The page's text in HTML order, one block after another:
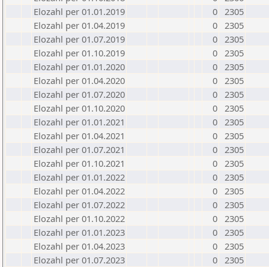
Elozahl per 01.01.2019
0 2305
Elozahl per 01.04.2019
0 2305
Elozahl per 01.07.2019
0 2305
Elozahl per 01.10.2019
0 2305
Elozahl per 01.01.2020
0 2305
Elozahl per 01.04.2020
0 2305
Elozahl per 01.07.2020
0 2305
Elozahl per 01.10.2020
0 2305
Elozahl per 01.01.2021
0 2305
Elozahl per 01.04.2021
0 2305
Elozahl per 01.07.2021
0 2305
Elozahl per 01.10.2021
0 2305
Elozahl per 01.01.2022
0 2305
Elozahl per 01.04.2022
0 2305
Elozahl per 01.07.2022
0 2305
Elozahl per 01.10.2022
0 2305
Elozahl per 01.01.2023
0 2305
Elozahl per 01.04.2023
0 2305
Elozahl per 01.07.2023
0 2305